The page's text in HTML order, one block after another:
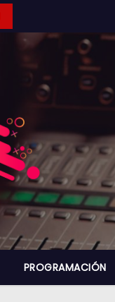
PROGRAMACIÓN